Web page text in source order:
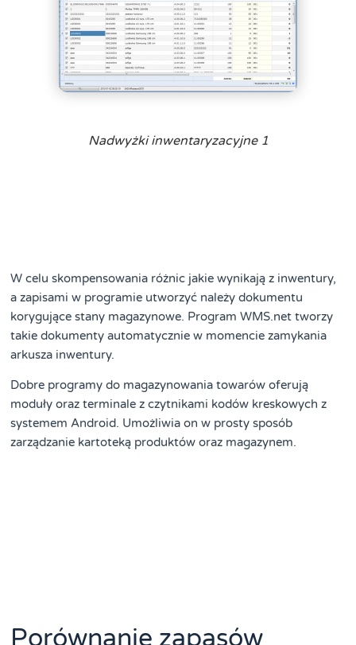
Nadwyżki inwentaryzacyjne 1
W celu skompensowania różnic jakie wynikają z inwentury,
a zapisami w programie utworzyć należy dokumentu
korygujące stany magazynowe. Program WMS.net tworzy
takie dokumenty automatycznie w momencie zamykania
arkusza inwentury.
Dobre programy do magazynowania towarów oferują
moduły oraz terminale z czytnikami kodów kreskowych z
systemem Android. Umożliwia on w prosty sposób
zarządzanie kartoteką produktów oraz magazynem.
Porównanie zapasów